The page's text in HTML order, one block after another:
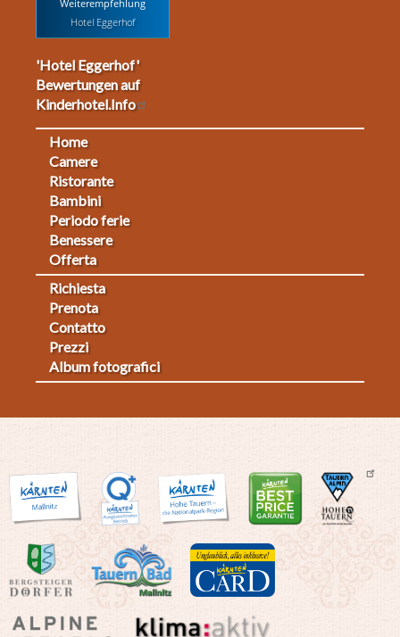
Weiterempfehlung
Hotel Eggerhof
'Hotel Eggerhof'
Bewertungen auf
Kinderhotel.Info
Footermenu
Home
Camere
Ristorante
Bambini
Periodo ferie
Benessere
Offerta
Fußmenü
2
Richiesta
Prenota
Contatto
Prezzi
Album fotografici